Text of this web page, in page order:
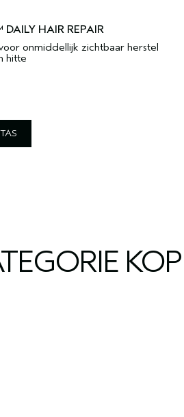
HAIR REPAIR
onmiddellijk zichtbaar herstel
hitte